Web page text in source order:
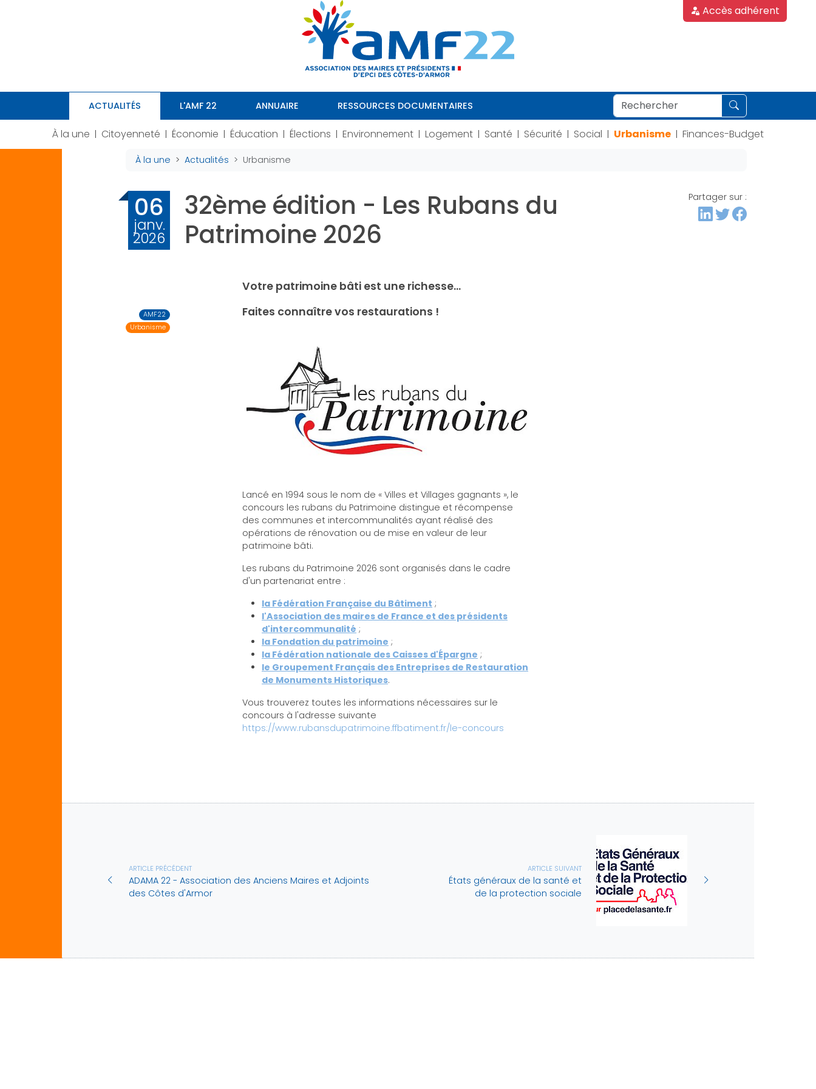
Accès adhérent
ACTUALITÉS L'AMF 22 ANNUAIRE RESSOURCES DOCUMENTAIRES
À la une | Citoyenneté | Économie | Éducation | Élections | Environnement | Logement | Santé | Sécurité | Social | Urbanisme | Finances-Budget
À la une Actualités Urbanisme
06
janv.
2026
32ème édition - Les Rubans du
Patrimoine 2026
Partager sur :
AMF22
Urbanisme
Votre patrimoine bâti est une richesse…
Faites connaître vos restaurations !
Lancé en 1994 sous le nom de « Villes et Villages gagnants », le
concours les rubans du Patrimoine distingue et récompense
des communes et intercommunalités ayant réalisé des
opérations de rénovation ou de mise en valeur de leur
patrimoine bâti.
Les rubans du Patrimoine 2026 sont organisés dans le cadre
d'un partenariat entre :
la Fédération Française du Bâtiment ;
l'Association des maires de France et des présidents
d'intercommunalité ;
la Fondation du patrimoine ;
la Fédération nationale des Caisses d'Épargne ;
le Groupement Français des Entreprises de Restauration
de Monuments Historiques.
Vous trouverez toutes les informations nécessaires sur le
concours à l'adresse suivante
https://www.rubansdupatrimoine.ffbatiment.fr/le-concours
ARTICLE PRÉCÉDENT
ADAMA 22 - Association des Anciens Maires et Adjoints
des Côtes d'Armor
ARTICLE SUIVANT
États généraux de la santé et
de la protection sociale